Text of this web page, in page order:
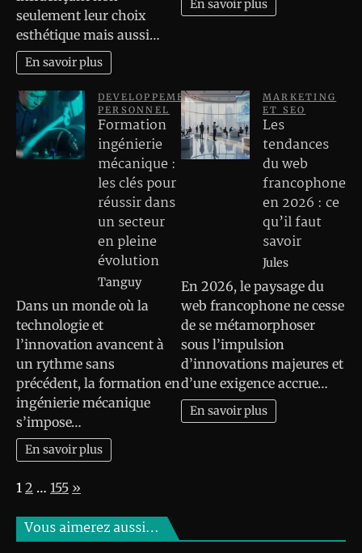
seulement leur choix
esthétique mais aussi…
En savoir plus
En savoir plus
DEVELOPPEMENT
PERSONNEL
Formation
ingénierie
mécanique :
les clés pour
réussir dans
un secteur
en pleine
évolution
Tanguy
Dans un monde où la
technologie et
l’innovation avancent à
un rythme sans
précédent, la formation en
ingénierie mécanique
s’impose…
En savoir plus
MARKETING
ET SEO
Les
tendances
du web
francophone
en 2026 : ce
qu’il faut
savoir
Jules
En 2026, le paysage du
web francophone ne cesse
de se métamorphoser
sous l’impulsion
d’innovations majeures et
d’une exigence accrue…
En savoir plus
Page:
1 2 … 155 Next
»
Vous aimerez aussi…